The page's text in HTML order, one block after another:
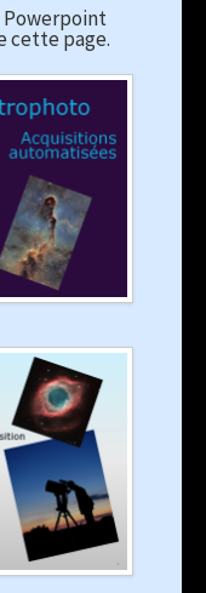
Powerpoint
cette page.